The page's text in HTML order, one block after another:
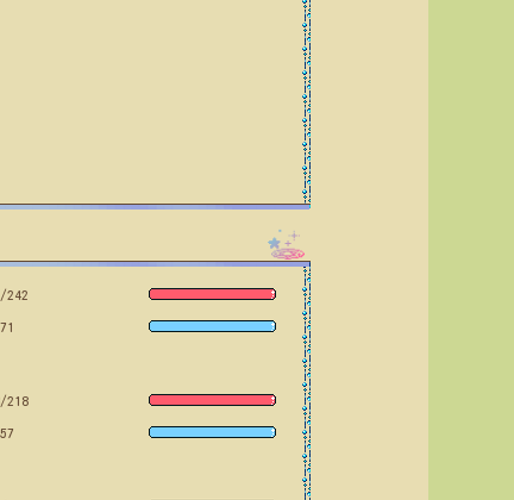
242
218